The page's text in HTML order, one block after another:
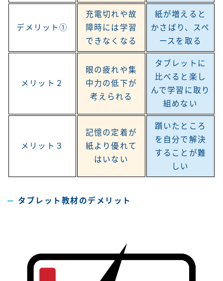
デメリット①
充電切れや故
障時には学習
できなくなる
紙が増えると
かさばり、スペ
ースを取る
メリット２
眼の疲れや集
中力の低下が
考えられる
タブレットに
比べると楽し
んで学習に取り
組めない
メリット３
記憶の定着が
紙より優れて
はいない
躓いたところ
を自分で解決
することが難
しい
タブレット教材のデメリット